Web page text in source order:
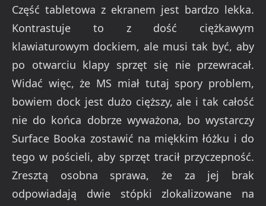
Część tabletowa z ekranem jest bardzo lekka.
Kontrastuje to z dość ciężkawym
klawiaturowym dockiem, ale musi tak być, aby
po otwarciu klapy sprzęt się nie przewracał.
Widać więc, że MS miał tutaj spory problem,
bowiem dock jest dużo cięższy, ale i tak całość
nie do końca dobrze wyważona, bo wystarczy
Surface Booka zostawić na miękkim łóżku i do
tego w pościeli, aby sprzęt tracił przyczepność.
Zresztą osobna sprawa, że za jej brak
odpowiadają dwie stópki zlokalizowane na